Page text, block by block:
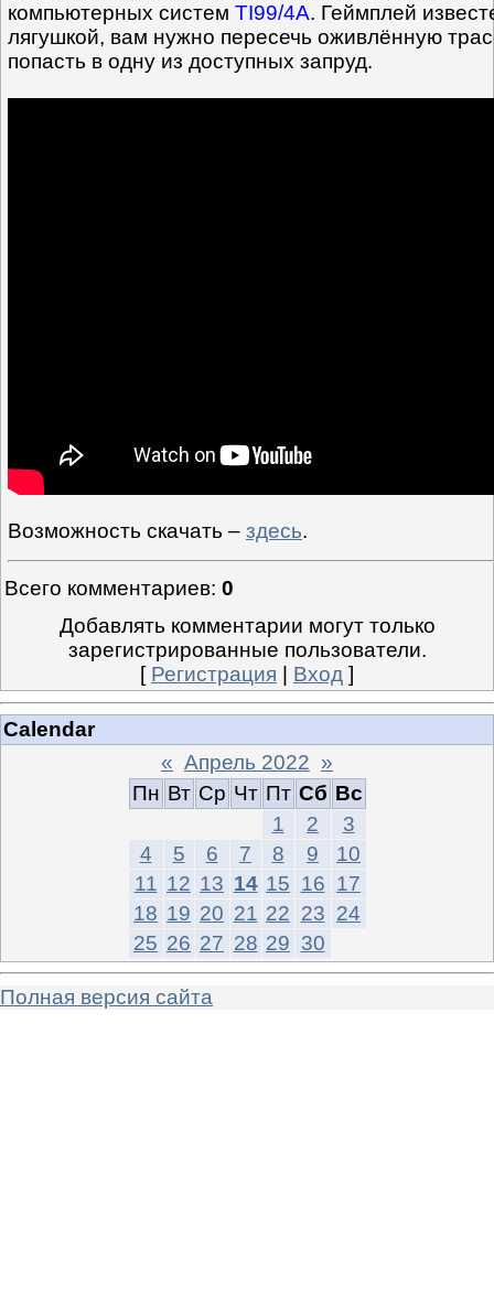
компьютерных систем TI99/4A. Геймплей
лягушкой, вам нужно пересечь оживлённую
попасть в одну из доступных запруд.
Возможность скачать – здесь.
Всего комментариев: 0
Добавлять комментарии могут только
зарегистрированные пользователи.
[ Регистрация Вход ]
Calendar
« Апрель 2022 »
Пн Вт Ср Чт Пт Сб Вс
1
2
3
4
5 6 7 8 9
10
11 12 13 14 15 16 17
18 19 20 21 22 23 24
25 26 27 28 29 30
Полная версия сайта